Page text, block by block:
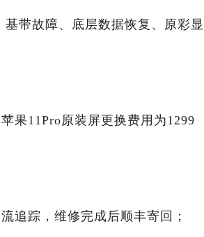
带故障、底层数据恢复、原彩显
果11Pro原装屏更换费用为1299
追踪，维修完成后顺丰寄回；